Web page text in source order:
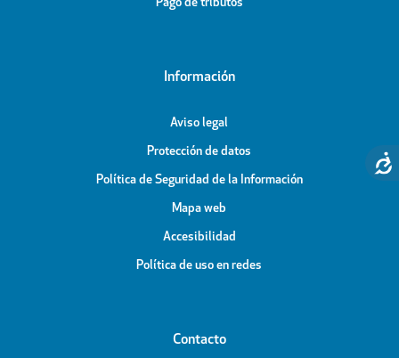
Pago de tributos
Información
Aviso legal
Protección de datos
Política de Seguridad de la Información
Mapa web
Accesibilidad
Política de uso en redes
Contacto